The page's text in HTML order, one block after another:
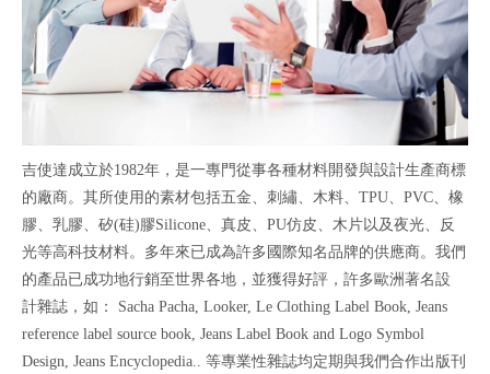
吉使達成立於1982年，是一專門從事各種材料開發與設計生產商標
的廠商。其所使用的素材包括五金、刺繡、木料、TPU、PVC、橡
膠、乳膠、矽(硅)膠Silicone、真皮、PU仿皮、木片以及夜光、反
光等高科技材料。多年來已成為許多國際知名品牌的供應商。我們
的產品已成功地行銷至世界各地，並獲得好評，許多歐洲著名設
計雜誌，如： Sacha Pacha, Looker, Le Clothing Label Book, Jeans
reference label source book, Jeans Label Book and Logo Symbol
Design, Jeans Encyclopedia.. 等專業性雜誌均定期與我們合作出版刊